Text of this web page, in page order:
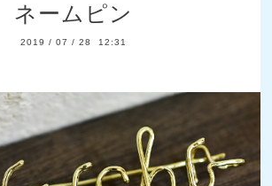
ネームピン
2019 / 07 / 28 12:31